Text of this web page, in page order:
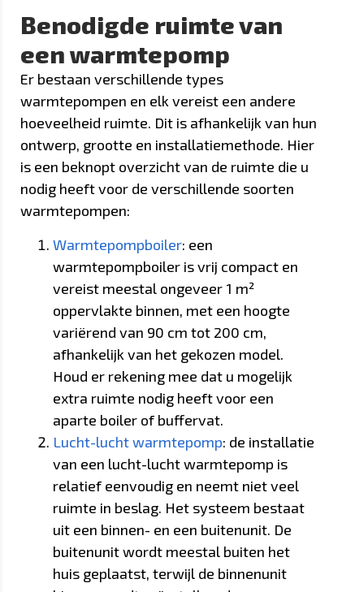
Benodigde ruimte van
een warmtepomp
Er bestaan verschillende types
warmtepompen en elk vereist een andere
hoeveelheid ruimte. Dit is afhankelijk van hun
ontwerp, grootte en installatiemethode. Hier
is een beknopt overzicht van de ruimte die u
nodig heeft voor de verschillende soorten
warmtepompen:
Warmtepompboiler: een
warmtepompboiler is vrij compact en
vereist meestal ongeveer 1 m²
oppervlakte binnen, met een hoogte
variërend van 90 cm tot 200 cm,
afhankelijk van het gekozen model.
Houd er rekening mee dat u mogelijk
extra ruimte nodig heeft voor een
aparte boiler of buffervat.
Lucht-lucht warmtepomp: de installatie
van een lucht-lucht warmtepomp is
relatief eenvoudig en neemt niet veel
ruimte in beslag. Het systeem bestaat
uit een binnen- en een buitenunit. De
buitenunit wordt meestal buiten het
huis geplaatst, terwijl de binnenunit